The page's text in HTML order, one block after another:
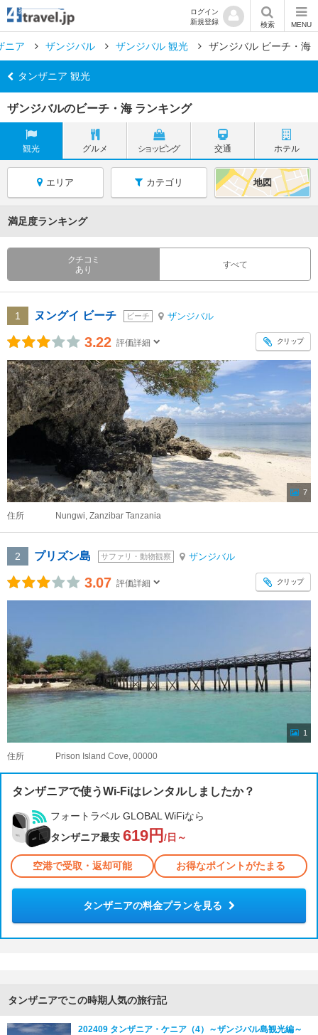
ログイン
新規登録
検索 MENU
ニア ザンジバル ザンジバル 観光 ザンジバル ビーチ・海
タンザニア 観光
ザンジバルのビーチ・海 ランキング
観光 グルメ ショッピング 交通 ホテル
エリア カテゴリ 地図
満足度ランキング
クチコミ
あり
すべて
1 ヌングイ ビーチ ビーチ ザンジバル
3.22 評価詳細 クリップ
7
住所 Nungwi, Zanzibar Tanzania
2 プリズン島 サファリ・動物観察 ザンジバル
3.07 評価詳細 クリップ
1
住所 Prison Island Cove, 00000
タンザニアで使うWi-Fiはレンタルしましたか？
フォートラベル GLOBAL WiFiなら
タンザニア最安 619円 /日～
空港で受取・返却可能 お得なポイントがたまる
タンザニアの料金プランを見る
タンザニアでこの時期人気の旅行記
202409 タンザニア・ケニア（4）～ザンジバル島観光編～